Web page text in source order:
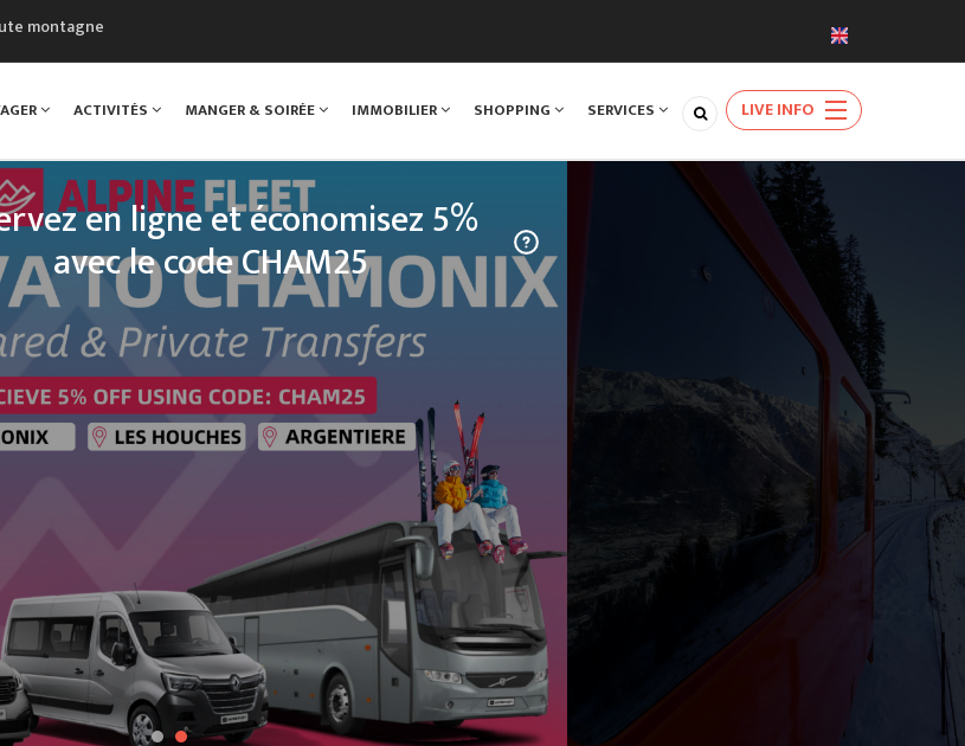
montagne
ChamonixACTIVITÉS MANGER & SOIRÉE IMMOBILIER SHOPPING SERVICES LIVE INFO
en ligne et économisez 5%
avec le code CHAM25
Fleet pour la vallée de Chamonix. Réservez en
économisez 5 % avec le codeCHAM25
READ MORE